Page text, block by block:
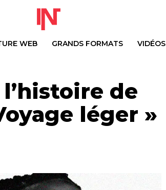
WEB GRANDS FORMATS VIDÉOS
de
léger »